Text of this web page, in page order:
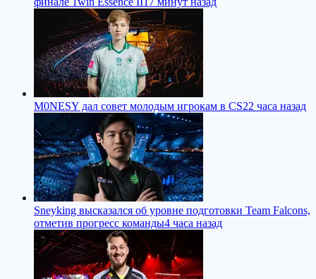
M0NESY дал совет молодым игрокам в CS22 часа назад
Sneyking высказался об уровне подготовки Team Falcons,
отметив прогресс команды4 часа назад